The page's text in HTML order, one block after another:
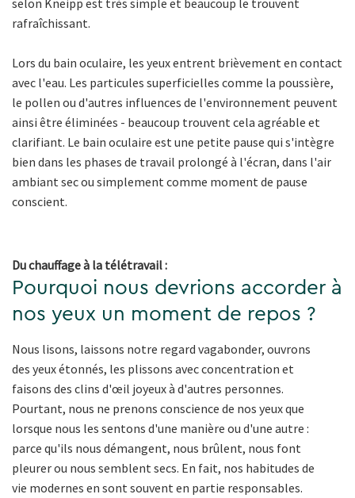
rafraîchissant.
Lors du bain oculaire, les yeux entrent brièvement en contact
avec l'eau. Les particules superficielles comme la poussière,
le pollen ou d'autres influences de l'environnement peuvent
ainsi être éliminées - beaucoup trouvent cela agréable et
clarifiant. Le bain oculaire est une petite pause qui s'intègre
bien dans les phases de travail prolongé à l'écran, dans l'air
ambiant sec ou simplement comme moment de pause
conscient.
Du chauffage à la télétravail :
Pourquoi nous devrions accorder à
nos yeux un moment de repos ?
Nous lisons, laissons notre regard vagabonder, ouvrons
des yeux étonnés, les plissons avec concentration et
faisons des clins d'œil joyeux à d'autres personnes.
Pourtant, nous ne prenons conscience de nos yeux que
lorsque nous les sentons d'une manière ou d'une autre :
parce qu'ils nous démangent, nous brûlent, nous font
pleurer ou nous semblent secs. En fait, nos habitudes de
vie modernes en sont souvent en partie responsables.